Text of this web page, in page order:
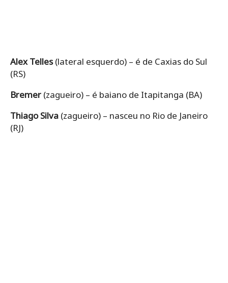
Alex Telles(lateral esquerdo) – é de Caxias do Sul
(RS)
Bremer (zagueiro) – é baiano de Itapitanga (BA)
Thiago Silva (zagueiro) – nasceu no Rio de Janeiro
(RJ)